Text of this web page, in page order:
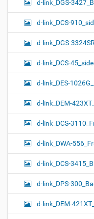
d-link_DGS-
d-link_DCS-
d-link_DGS-
d-link_DCS-
d-link_DES-
d-link_DEM-
d-link_DCS-
d-link_DWA-
d-link_DCS-
d-link_DPS-
d-link_DEM-